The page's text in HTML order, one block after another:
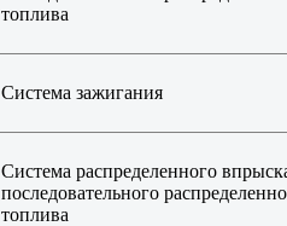
топлива
Система зажигания
Система распределенного
последовательного
топлива